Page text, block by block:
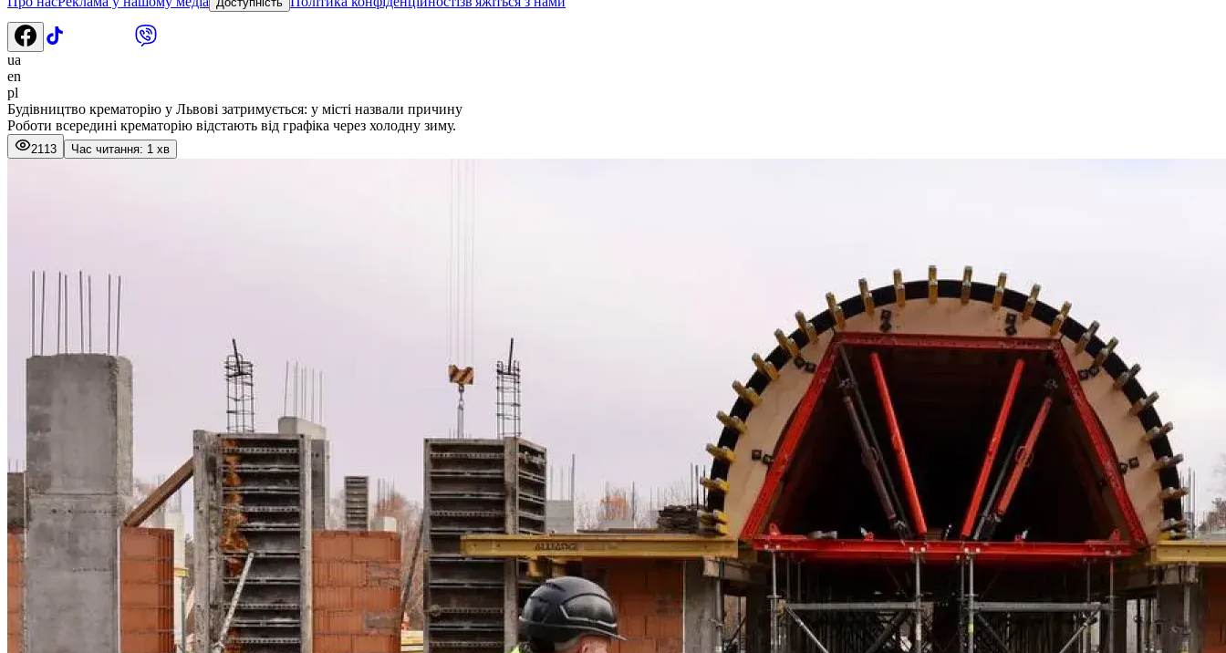
ua
en
pl
Будівництво крематорію у Львові затримується: у місті назвали причину
Роботи всередині крематорію відстають від графіка через холодну зиму.
2113 Час читання: 1 хв